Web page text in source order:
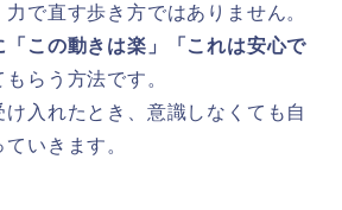
で直す歩き方ではありません。
「この動きは楽」「これは安心で
もらう方法です。
け入れたと き、意識しなくても自
いきます。